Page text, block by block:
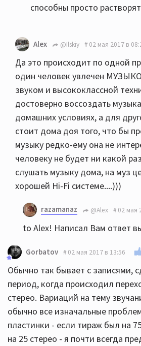
способны просто
Alex @Ilskiy 02 мая 2017 в
Да это происходит по одной
один человек увлечен
звуком и высококлассной
достоверно воссоздать
домашних условиях, а для
стоит дома доя того, что бы
музыку редко-ему она не
человеку не будет ни какой
слушать музыку дома, на муз
хорошей Hi-Fi системе....)))
razamanaz @Alex 02 мая
to Alex! Написал Вам ответ
Gorbatov 02 мая 2017 в 13:56
Обычно так бывает с записями,
период, когда происходил
стерео. Вариаций на тему
обычно все изначальные
пластинки - если тираж был на
на 25 стерео - я почти всегда